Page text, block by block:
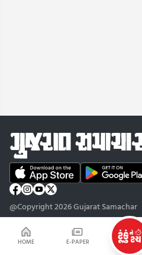
HOME E-PAPER
@Copyright 2026 Gujarat Samachar